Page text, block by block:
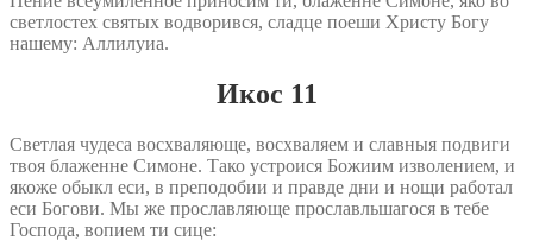
светлостех святых водворився, сладце поеши Христу Богу
нашему: Аллилуиа.
Икос 11
Светлая чудеса восхваляюще, восхваляем и славныя подвиги
твоя блаженне Симоне. Тако устроися Божиим изволением, и
якоже обыкл еси, в преподобии и правде дни и нощи работал
еси Богови. Мы же прославляюще прославльшагося в тебе
Господа, вопием ти сице: